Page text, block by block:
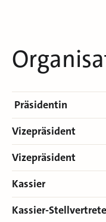
Präsidentin
Vizepräsident
Vizepräsident
Kassier
Kassier-